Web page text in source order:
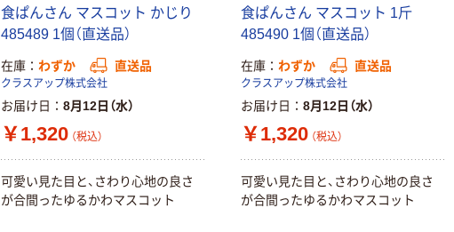
食ぱんさん マスコット かじり
485489 1個（直送品）
在庫 わずか 直送品
クラスアップ株式会社
お届け日 8月12日（水）
￥1,320 （税込）
可愛い見た目と、さわり心地の良さ
が合間ったゆるかわマスコット
食ぱんさん マスコット 1斤
485490 1個（直送品）
在庫 わずか 直送品
クラスアップ株式会社
お届け日 8月12日（水）
￥1,320 （税込）
可愛い見た目と、さわり心地の良さ
が合間ったゆるかわマスコット
水 ミネラルウォ
トル
ファーストレイ
ト ホワイト紙コ
オリジナル
【アスクル限定】
ファーストレイ
ト ニトリルグ
ローブ ブル
ー 粉なし（パ
ウダーフリー）
￥698~ （税込）
アスクル 検査用
ディスポパンツ